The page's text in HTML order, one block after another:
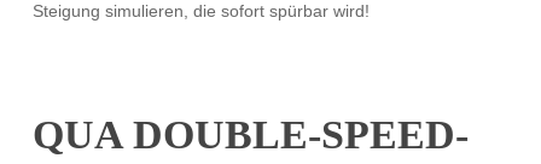
Steigung simulieren, die sofort spürbar wird!
QUA DOUBLE-SPEED-